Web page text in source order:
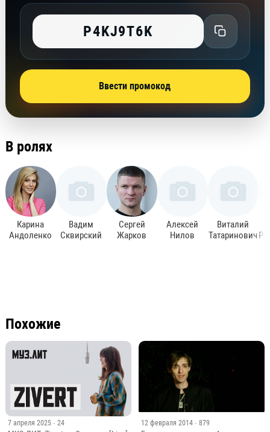
P4KJ9T6K
Ввести промокод
В ролях
Карина
Андоленко
Вадим
Сквирский
Сергей
Жарков
Алексей
Нилов
Виталий
Татаринович
Похожие
7 апреля 2025 · 24 12 февраля 2014 · 879